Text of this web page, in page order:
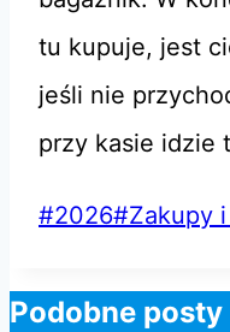
tu kupuje, jest
jeśli nie
przy kasie idzie
Tagi
#2026#Zakupy
Podobne posty